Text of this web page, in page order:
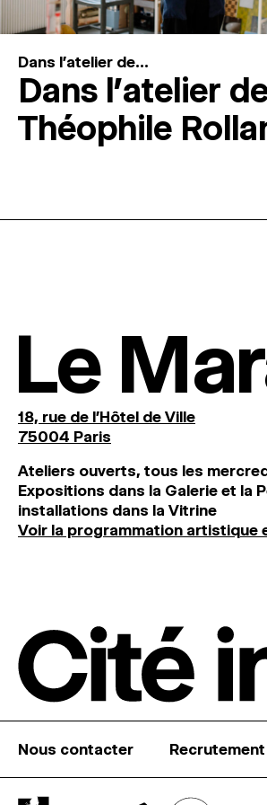
Dans l'atelier de...
Dans l’atelier
Théophile
Le
18, rue de l'Hôtel de Ville
75004 Paris
Ateliers ouverts, tous les
Expositions dans la Galerie et la
installations dans la Vitrine
Voir la programmation artistique
Nous contacter Recrutement